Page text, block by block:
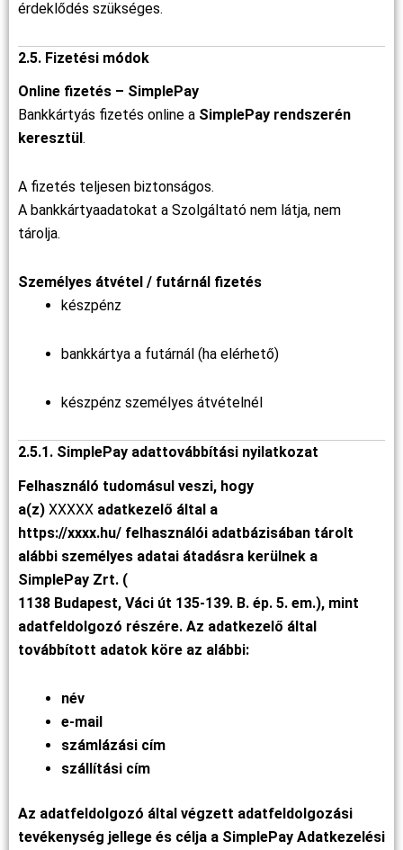
érdeklődés szükséges.
2.5. Fizetési módok
Online fizetés – SimplePay
Bankkártyás fizetés online a SimplePay rendszerén
keresztül .
A fizetés teljesen biztonságos.
A bankkártyaadatokat a Szolgáltató nem látja, nem
tárolja.
Személyes átvétel / futárnál fizetés
készpénz
bankkártya a futárnál (ha elérhető)
készpénz személyes átvételnél
2.5.1. SimplePay adattovábbítási nyilatkozat
Felhasználó tudomásul veszi, hogy
a(z) XXXXX adatkezelő által a
https://xxxx.hu/ felhasználói adatbázisában tárolt
alábbi személyes adatai átadásra kerülnek a
SimplePay Zrt. (
1138 Budapest, Váci út 135-139. B. ép. 5. em.), mint
adatfeldolgozó részére. Az adatkezelő által
továbbított adatok köre az alábbi:
név
e-mail
számlázási cím
szállítási cím
Az adatfeldolgozó által végzett adatfeldolgozási
tevékenység jellege és célja a SimplePay Adatkezelési